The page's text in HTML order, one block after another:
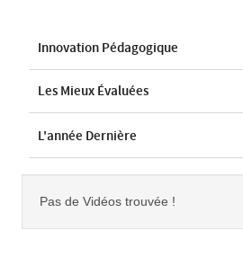
Innovation Pédagogique
Les Mieux Évaluées
L'année Dernière
Pas de Vidéos trouvée !